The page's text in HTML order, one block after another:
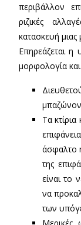
περιβάλλον
ριζικές
κατασκευή
Επηρεάζεται η
μορφολογία
Τα
άσφαλτο
της
είναι το
να
των
Μερικές